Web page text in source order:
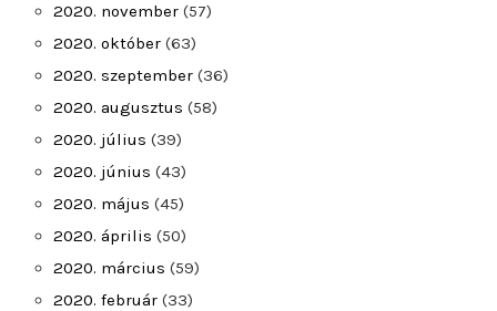
2020. november (57)
2020. október (63)
2020. szeptember (36)
2020. augusztus (58)
2020. július (39)
2020. június (43)
2020. május (45)
2020. április (50)
2020. március (59)
2020. február (33)